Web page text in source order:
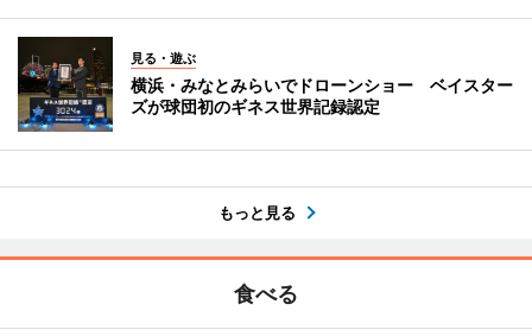
見る・遊ぶ
横浜・みなとみらいでドローンショー ベイスター
ズが球団初のギネス世界記録認定
もっと見る
食べる